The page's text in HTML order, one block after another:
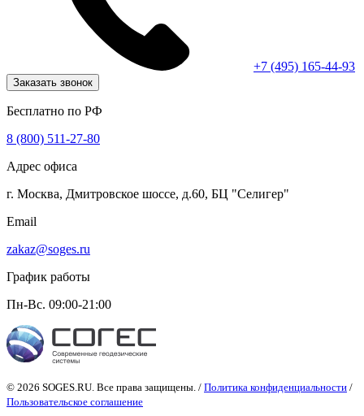
+7 (495) 165-44-93
Заказать звонок
Бесплатно по РФ
8 (800) 511-27-80
Адрес офиса
г. Москва, Дмитровское шоссе, д.60, БЦ "Селигер"
Email
zakaz@soges.ru
График работы
Пн-Вс. 09:00-21:00
© 2026 SOGES.RU. Все права защищены. / Политика конфиденциальности /
Пользовательское соглашение